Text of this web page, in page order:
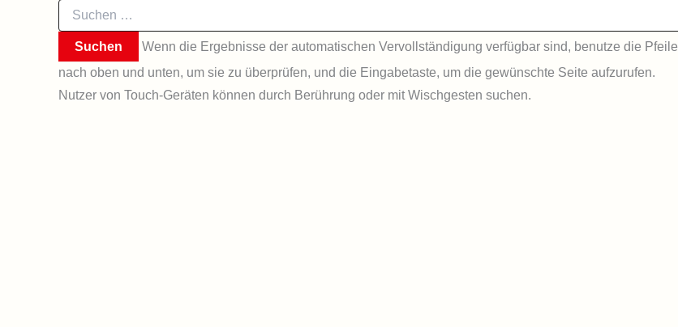
Suchen
nach:
Wenn die Ergebnisse der automatischen Vervollständigung verfügbar sind, benutze die Pfeile
nach oben und unten, um sie zu überprüfen, und die Eingabetaste, um die gewünschte Seite aufzurufen.
Nutzer von Touch-Geräten können durch Berührung oder mit Wischgesten suchen.